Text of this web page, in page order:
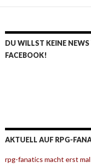
DU WILLST KEINE
FACEBOOK!
AKTUELL AUF RPG-
rpg-fanatics macht erst